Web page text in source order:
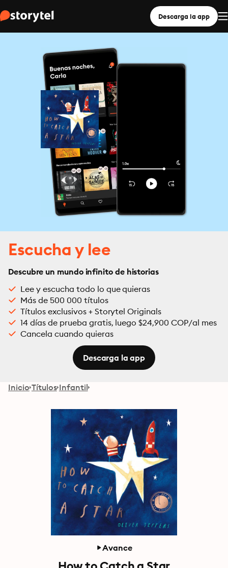
Descarga la app
Escucha y lee
Descubre un mundo infinito de historias
Lee y escucha todo lo que quieras
Más de 500 000 títulos
Títulos exclusivos + Storytel Originals
14 días de prueba gratis, luego $24,900 COP/al mes
Cancela cuando quieras
Descarga la app
Inicio Títulos Infantil
Avance